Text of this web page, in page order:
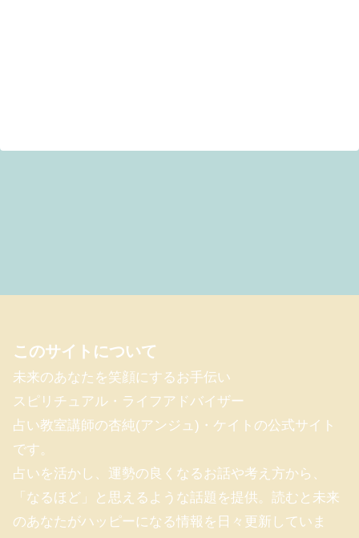
このサイトについて
未来のあなたを笑顔にするお手伝い
スピリチュアル・ライフアドバイザー
占い教室講師の杏純(アンジュ)・ケイトの公式サイト
です。
占いを活かし、運勢の良くなるお話や考え方から、
「なるほど」と思えるような話題を提供。読むと未来
のあなたがハッピーになる情報を日々更新していま